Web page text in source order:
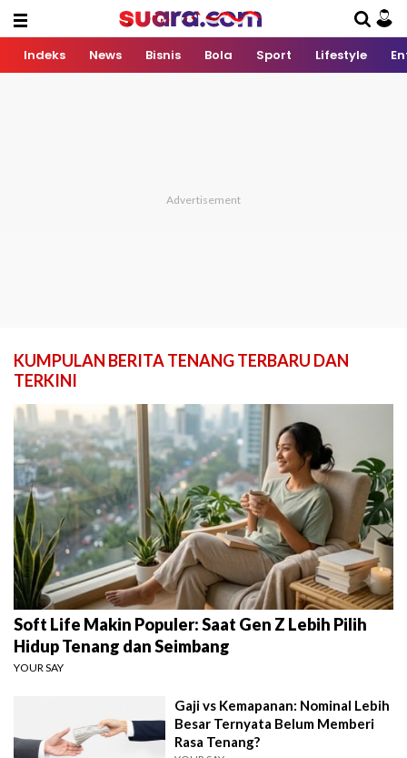
Indeks News Bisnis Bola Sport Lifestyle
KUMPULAN BERITA TENANG TERBARU DAN
TERKINI
Soft Life Makin Populer: Saat Gen Z Lebih Pilih
Hidup Tenang dan Seimbang
YOUR SAY
Gaji vs Kemapanan: Nominal Lebih
Besar Ternyata Belum Memberi
Rasa Tenang?